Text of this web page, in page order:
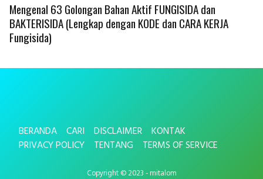
Mengenal 63 Golongan Bahan Aktif FUNGISIDA dan
BAKTERISIDA (Lengkap dengan KODE dan CARA KERJA
Fungisida)
BERANDA CARI DISCLAIMER
KONTAK
PRIVACY POLICY
TENTANG TERMS OF SERVICE
Copyright © 2023 - mitalom